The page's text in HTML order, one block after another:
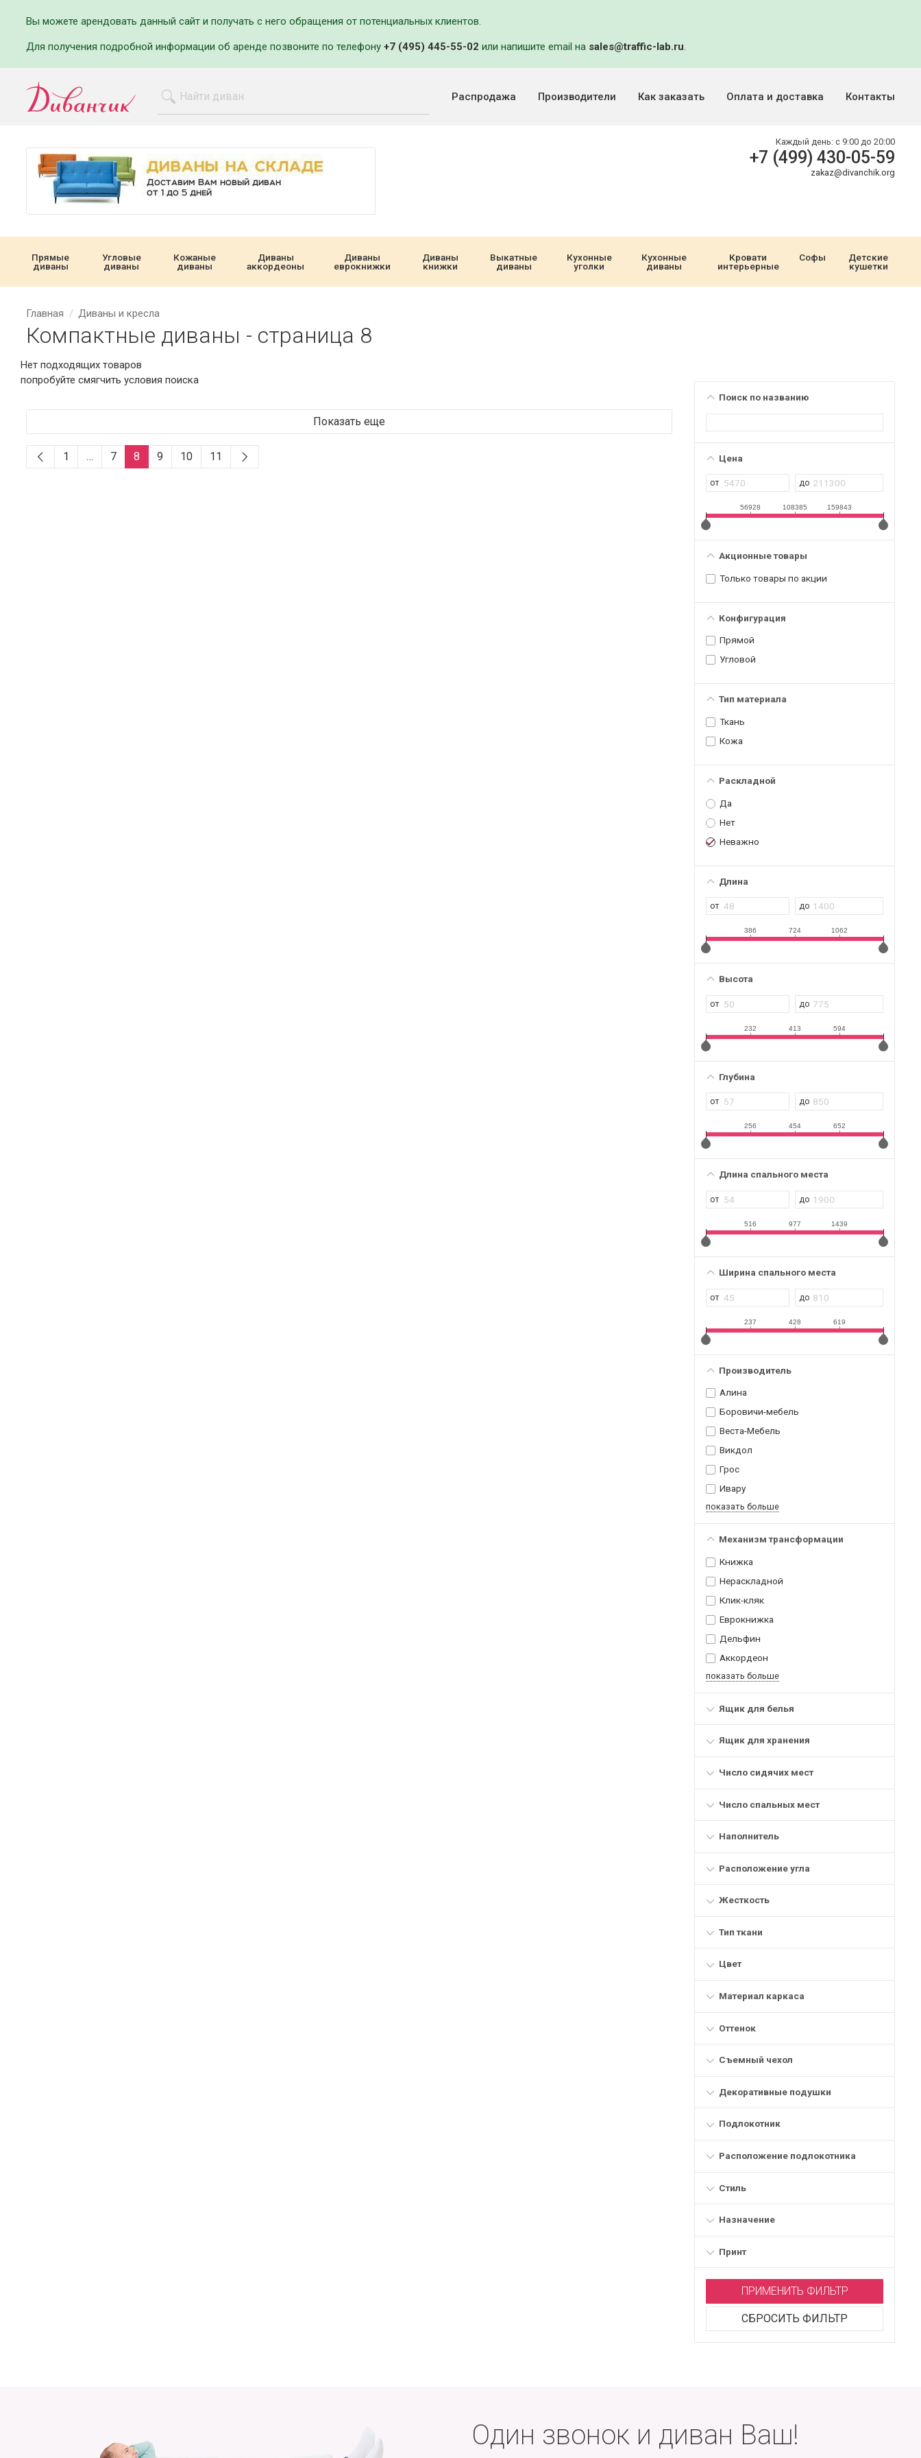
Вы можете арендовать данный сайт и получать с него обращения от потенциальных клиентов.
Для получения подробной информации об аренде позвоните по телефону +7 (495) 445-55-02 или напишите email на sales@traffic-lab.ru.
Распродажа Производители Как заказать Оплата и доставка Контакты
Каждый день: с 9:00 до 20:00
+7 (499) 430-05-59
zakaz@divanchik.org
Прямые
диваны
Угловые
диваны
Кожаные
диваны
Диваны
аккордеоны
Диваны
еврокнижки
Диваны
книжки
Выкатные
диваны
Кухонные
уголки
Кухонные
диваны
Кровати
интерьерные
Софы
Детские
кушетки
Главная Диваны и кресла
Компактные диваны - страница 8
Поиск по названию
Цена
56928 108385 159843
Акционные товары
Только товары по акции
Конфигурация
Прямой
Угловой
Тип материала
Ткань
Кожа
Раскладной
Да
Нет
Неважно
Длина
386 724 1062
Высота
232 413 594
Глубина
256 454 652
Длина спального места
516 977 1439
Ширина спального места
237 428 619
Производитель
Алина
Боровичи-мебель
Веста-Мебель
Викдол
Грос
Ивару
показать больше
Механизм трансформации
Книжка
Нераскладной
Клик-кляк
Еврокнижка
Дельфин
Аккордеон
показать больше
Ящик для белья
Ящик для хранения
Число сидячих мест
Число спальных мест
Наполнитель
Расположение угла
Жесткость
Тип ткани
Цвет
Материал каркаса
Оттенок
Съемный чехол
Декоративные подушки
Подлокотник
Расположение подлокотника
Стиль
Назначение
Принт
ПРИМЕНИТЬ ФИЛЬТР
СБРОСИТЬ ФИЛЬТР
Нет подходящих товаров
попробуйте смягчить условия поиска
Показать еще
1 … 7 8 9 10 11
Один звонок и диван Ваш!